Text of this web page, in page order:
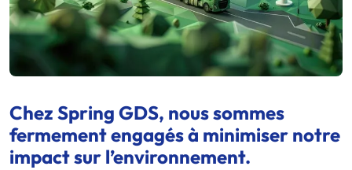
Chez Spring GDS, nous sommes
fermement engagés à minimiser notre
impact sur l’environnement.